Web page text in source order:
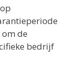
de
bedrijf